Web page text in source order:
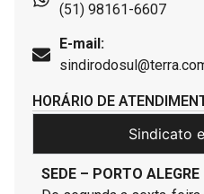
(51) 98161-6607
E-mail:
HORÁRIO DE
Sindicato
SEDE – PORTO ALEGRE